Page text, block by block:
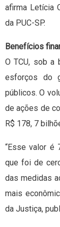
afirma Letícia
da PUC-SP.
Benefícios
O TCU, sob a
esforços do
públicos. O
de ações de
R$ 178, 7
“Esse valor é
que foi de
das medidas
mais
da Justiça,